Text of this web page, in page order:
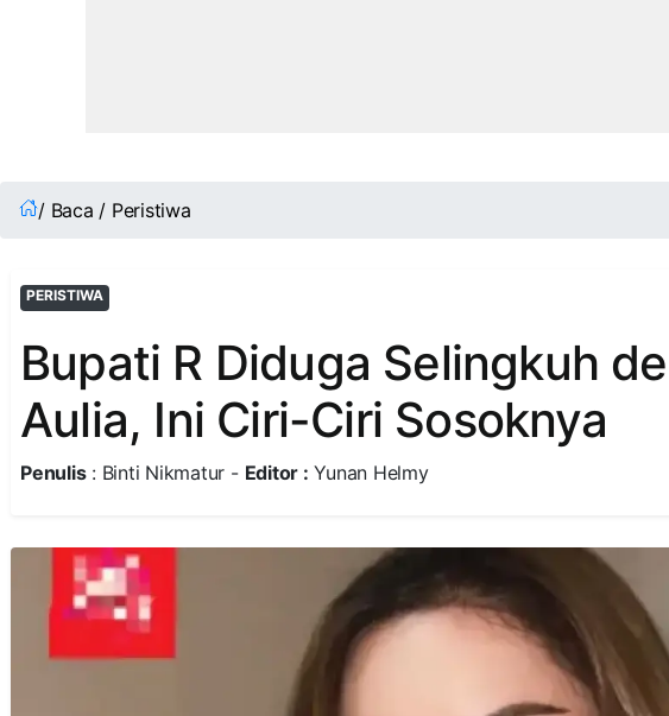
/ Baca / Peristiwa
PERISTIWA
Bupati R Diduga Selingkuh
Aulia, Ini Ciri-Ciri Sosoknya
Penulis: Binti Nikmatur - Editor : Yunan Helmy